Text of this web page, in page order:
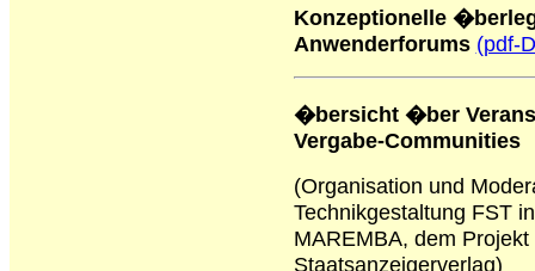
Konzeptionelle
Anwenderforums (pdf-
�bersicht �ber
Vergabe-Communities
(Organisation und
Technikgestaltung FST
MAREMBA, dem
Staatsanzeigerverlag)